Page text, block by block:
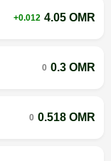
+0.012 4.05 OMR
0 0.3 OMR
0 0.518 OMR